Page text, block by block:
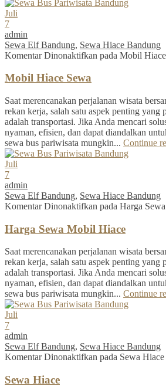
Juli
7
admin
Sewa Elf Bandung, Sewa Hiace Bandung
Komentar Dinonaktifkan pada Mobil
Mobil Hiace Sewa
Saat merencanakan perjalanan wisata
rekan kerja, salah satu aspek penting yang
adalah transportasi. Jika Anda mencari
nyaman, efisien, dan dapat diandalkan
sewa bus pariwisata mungkin... Continue
Juli
7
admin
Sewa Elf Bandung, Sewa Hiace Bandung
Komentar Dinonaktifkan pada Harga
Harga Sewa Mobil Hiace
Saat merencanakan perjalanan wisata
rekan kerja, salah satu aspek penting yang
adalah transportasi. Jika Anda mencari
nyaman, efisien, dan dapat diandalkan
sewa bus pariwisata mungkin... Continue
Juli
7
admin
Sewa Elf Bandung, Sewa Hiace Bandung
Komentar Dinonaktifkan pada Sewa Hiace
Sewa Hiace